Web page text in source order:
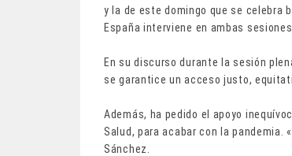
y la de este domingo que se celebra
España interviene en ambas
En su discurso durante la sesión
se garantice un acceso justo,
Además, ha pedido el apoyo
Salud, para acabar con la pandemia.
Sánchez.